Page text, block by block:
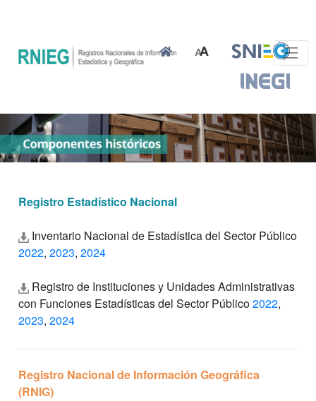
Registro Estadístico Nacional
Inventario Nacional de Estadística del Sector Público
2022,2023,2024
Registro de Instituciones y Unidades Administrativas
con Funciones Estadísticas del Sector Público2022,
2023,2024
Registro Nacional de Información Geográfica
(RNIG)